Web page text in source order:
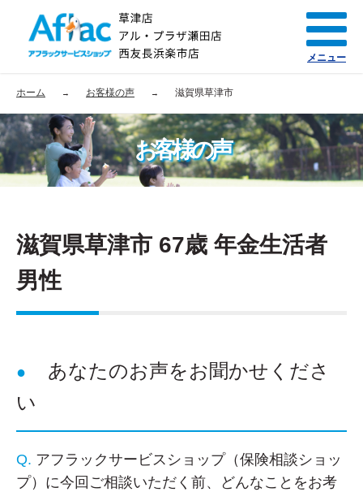
ホーム お客様の声 滋賀県草津市
お客様の声
滋賀県草津市 67歳 年金生活者
男性
あなたのお声をお聞かせくださ
い
アフラックサービスショップ（保険相談ショッ
プ）に今回ご相談いただく前、どんなことをお考
メニュー